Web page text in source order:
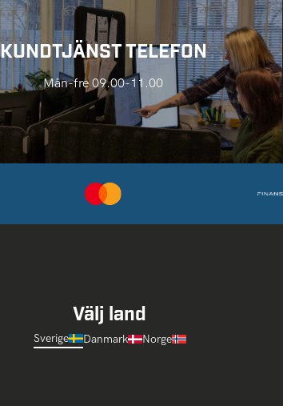
KUNDTJÄNST TELEFON
Mån-fre 09.00-11.00
Välj land
Sverige Danmark Norge